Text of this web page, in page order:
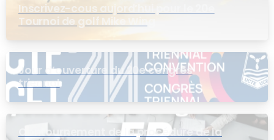
Inscrivez-cous aujord’hui pour le 20e
Tournoi de golf Mike Wing
Jour d’ouverture du 20e congrès
triennal
Contournement de la procédure de la